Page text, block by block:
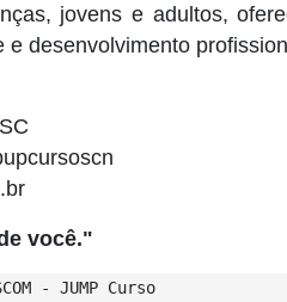
jovens e adultos,
e desenvolvimento
você."
- JUMP Curso